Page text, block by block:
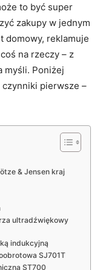
to być super
zakupy w jednym
domowy, reklamuje
na rzeczy – z
myśli. Poniżej
czynniki pierwsze –
& Jensen kraj
ultradźwiękowy
indukcyjną
SJ701T
ST700